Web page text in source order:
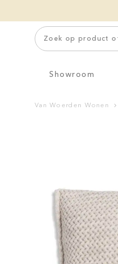
Zoek op product
Showroom
Van Woerden Wonen